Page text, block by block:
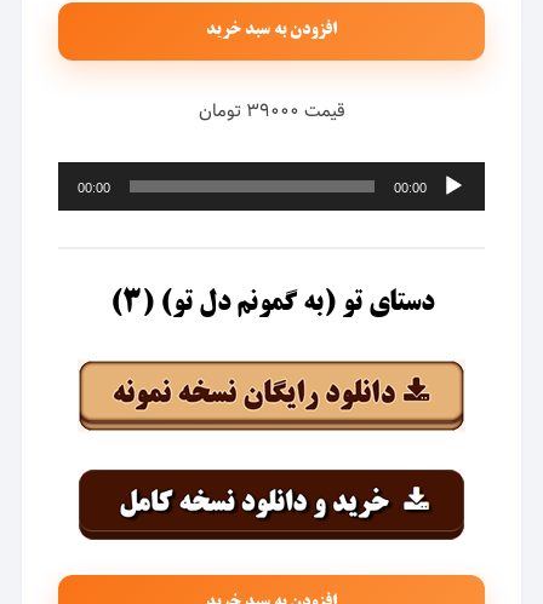
افزودن به سبد خرید
قیمت ۳۹۰۰۰ تومان
پخش‌کننده
صوت
00:00
00:00
دستای تو (به گمونم دل تو) (۳)